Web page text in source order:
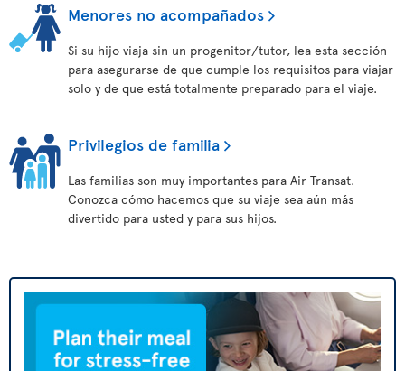
Menores no acompañados
Si su hijo viaja sin un progenitor/tutor, lea esta sección
para asegurarse de que cumple los requisitos para viajar
solo y de que está totalmente preparado para el viaje.
Privilegios de familia
Las familias son muy importantes para Air Transat.
Conozca cómo hacemos que su viaje sea aún más
divertido para usted y para sus hijos.